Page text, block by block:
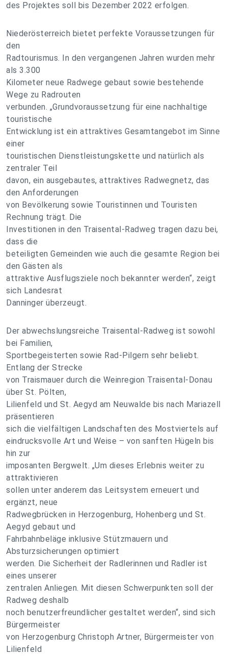
des Projektes soll bis Dezember 2022 erfolgen.
Niederösterreich bietet perfekte Voraussetzungen für
den
Radtourismus. In den vergangenen Jahren wurden mehr
als 3.300
Kilometer neue Radwege gebaut sowie bestehende
Wege zu Radrouten
verbunden. „Grundvoraussetzung für eine nachhaltige
touristische
Entwicklung ist ein attraktives Gesamtangebot im Sinne
einer
touristischen Dienstleistungskette und natürlich als
zentraler Teil
davon, ein ausgebautes, attraktives Radwegnetz, das
den Anforderungen
von Bevölkerung sowie Touristinnen und Touristen
Rechnung trägt. Die
Investitionen in den Traisental-Radweg tragen dazu bei,
dass die
beteiligten Gemeinden wie auch die gesamte Region bei
den Gästen als
attraktive Ausflugsziele noch bekannter werden“, zeigt
sich Landesrat
Danninger überzeugt.
Der abwechslungsreiche Traisental-Radweg ist sowohl
bei Familien,
Sportbegeisterten sowie Rad-Pilgern sehr beliebt.
Entlang der Strecke
von Traismauer durch die Weinregion Traisental-Donau
über St. Pölten,
Lilienfeld und St. Aegyd am Neuwalde bis nach Mariazell
präsentieren
sich die vielfältigen Landschaften des Mostviertels auf
eindrucksvolle Art und Weise – von sanften Hügeln bis
hin zur
imposanten Bergwelt. „Um dieses Erlebnis weiter zu
attraktivieren
sollen unter anderem das Leitsystem erneuert und
ergänzt, neue
Radwegbrücken in Herzogenburg, Hohenberg und St.
Aegyd gebaut und
Fahrbahnbeläge inklusive Stützmauern und
Absturzsicherungen optimiert
werden. Die Sicherheit der Radlerinnen und Radler ist
eines unserer
zentralen Anliegen. Mit diesen Schwerpunkten soll der
Radweg deshalb
noch benutzerfreundlicher gestaltet werden“, sind sich
Bürgermeister
von Herzogenburg Christoph Artner, Bürgermeister von
Lilienfeld